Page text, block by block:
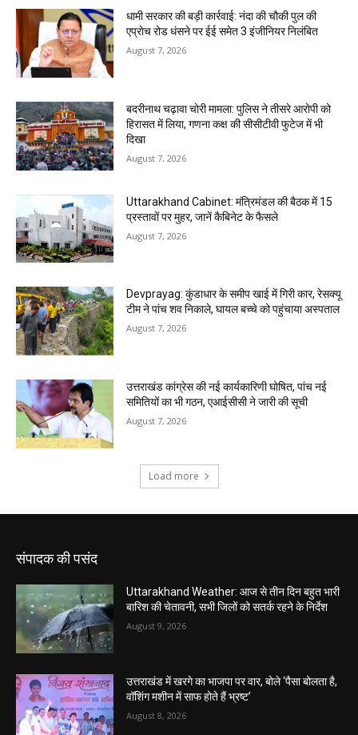
संपादक की पसंद
Uttarakhand Weather: आज से तीन दिन बहुत भारी
बारिश की चेतावनी, सभी जिलों को सतर्क रहने के निर्देश
August 9, 2026
उत्तराखंड में खरगे का भाजपा पर वार, बोले ‘पैसा बोलता है,
वॉशिंग मशीन में साफ होते हैं भ्रष्ट’
August 8, 2026